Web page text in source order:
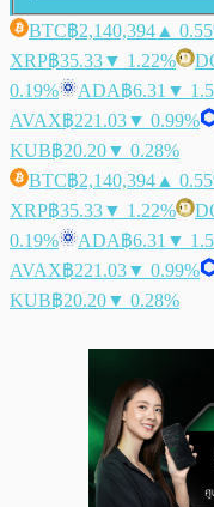
BTC฿2,140,394 ▲
XRP฿35.33▼ 1.22%
0.19%
ADA฿6.31 ▼
AVAX฿221.03▼ 0.99%
KUB฿20.20▼ 0.28%
BTC฿2,140,394 ▲
XRP฿35.33▼ 1.22%
0.19%
ADA฿6.31 ▼
AVAX฿221.03▼ 0.99%
KUB฿20.20▼ 0.28%